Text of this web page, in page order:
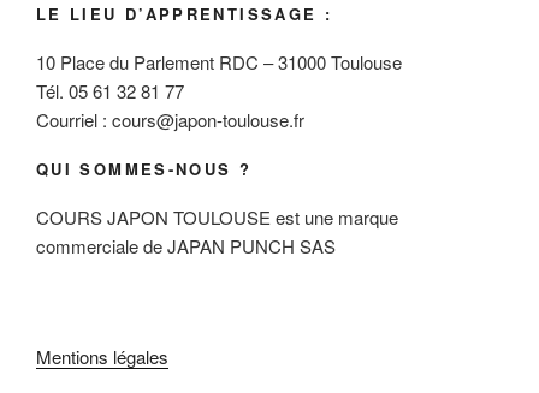
LE LIEU D’APPRENTISSAGE :
10 Place du Parlement RDC – 31000 Toulouse
Tél. 05 61 32 81 77
Courriel : cours@japon-toulouse.fr
QUI SOMMES-NOUS ?
COURS JAPON TOULOUSE est une marque
commerciale de JAPAN PUNCH SAS
Mentions légales